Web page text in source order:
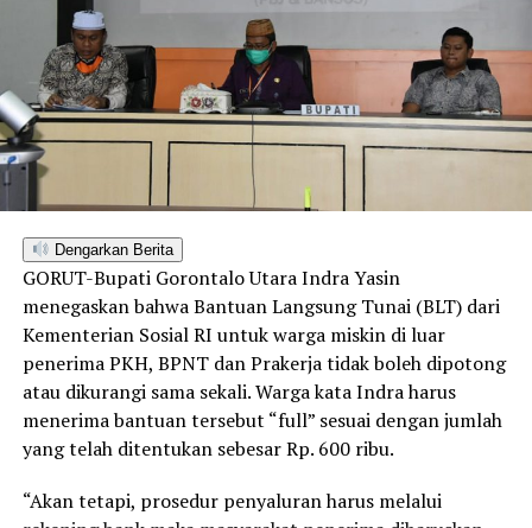
Dengarkan Berita
GORUT-Bupati Gorontalo Utara Indra Yasin
menegaskan bahwa Bantuan Langsung Tunai (BLT) dari
Kementerian Sosial RI untuk warga miskin di luar
penerima PKH, BPNT dan Prakerja tidak boleh dipotong
atau dikurangi sama sekali. Warga kata Indra harus
menerima bantuan tersebut “full” sesuai dengan jumlah
yang telah ditentukan sebesar Rp. 600 ribu.
“Akan tetapi, prosedur penyaluran harus melalui